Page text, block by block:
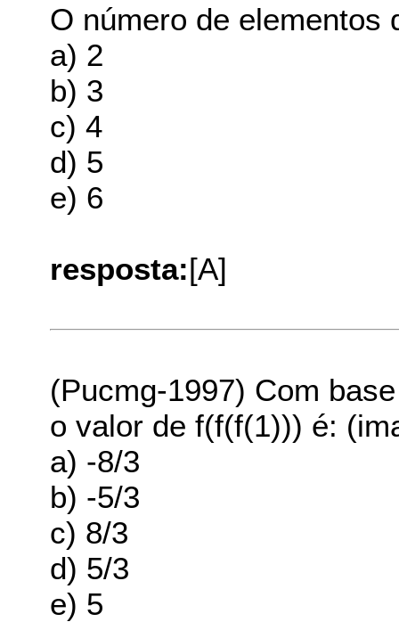
O número de elementos
a) 2
b) 3
c) 4
d) 5
e) 6
resposta:[A]
(Pucmg-1997) Com
o valor de f(f(f(1))) é:
a) -8/3
b) -5/3
c) 8/3
d) 5/3
e) 5